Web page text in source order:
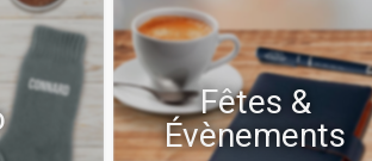
Fêtes &
Évènements